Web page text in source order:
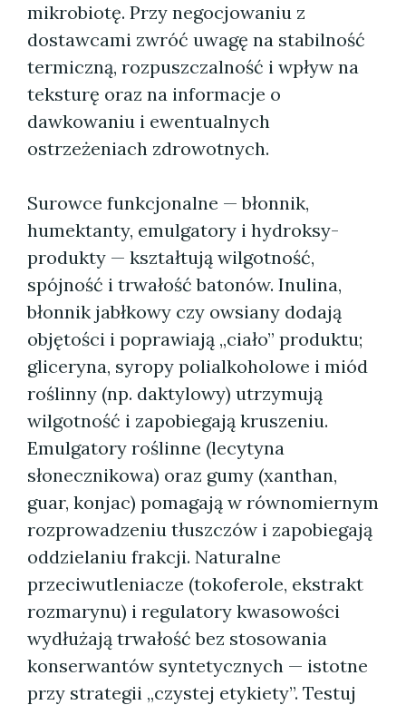
mikrobiotę. Przy negocjowaniu z
dostawcami zwróć uwagę na stabilność
termiczną, rozpuszczalność i wpływ na
teksturę oraz na informacje o
dawkowaniu i ewentualnych
ostrzeżeniach zdrowotnych.
Surowce funkcjonalne — błonnik,
humektanty, emulgatory i hydroksy-
produkty — kształtują wilgotność,
spójność i trwałość batonów. Inulina,
błonnik jabłkowy czy owsiany dodają
objętości i poprawiają „ciało” produktu;
gliceryna, syropy polialkoholowe i miód
roślinny (np. daktylowy) utrzymują
wilgotność i zapobiegają kruszeniu.
Emulgatory roślinne (lecytyna
słonecznikowa) oraz gumy (xanthan,
guar, konjac) pomagają w równomiernym
rozprowadzeniu tłuszczów i zapobiegają
oddzielaniu frakcji. Naturalne
przeciwutleniacze (tokoferole, ekstrakt
rozmarynu) i regulatory kwasowości
wydłużają trwałość bez stosowania
konserwantów syntetycznych — istotne
przy strategii „czystej etykiety”. Testuj